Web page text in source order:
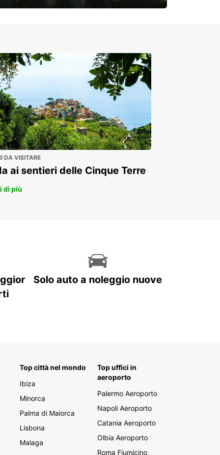
DA VISITARE
ai sentieri delle Cinque Terre
di più
Solo auto a noleggio nuove
Top città nel mondo
Ibiza
Minorca
Palma di Maiorca
Lisbona
Malaga
Top uffici in
aeroporto
Palermo Aeroporto
Napoli Aeroporto
Catania Aeroporto
Olbia Aeroporto
Roma Fiumicino